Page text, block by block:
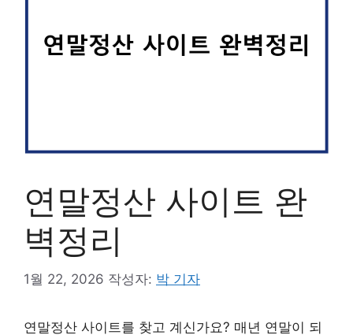
연말정산 사이트 완
벽정리
1월 22, 2026 작성자: 박 기자
연말정산 사이트를 찾고 계신가요? 매년 연말이 되